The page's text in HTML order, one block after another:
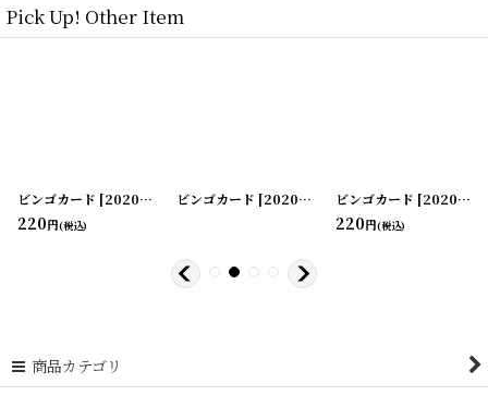
Pick Up! Other Item
]
ビンゴカード [20200505-17 ]
220円(税込)
ビンゴカード [20200505-18 ]
ビンゴカード [20200505-19
220円(税込)
商品カテゴリ